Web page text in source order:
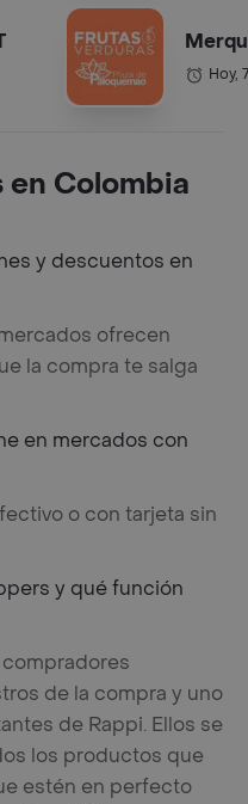
Hoy,
Colombia
y descuentos en
ofrecen
la compra te salga
en mercados con
o con tarjeta sin
y qué función
de la compra y uno
de Rappi. Ellos se
los productos que
estén en perfecto